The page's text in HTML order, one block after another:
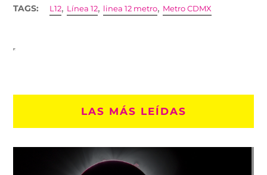
TAGS: L12, Línea 12, linea 12 metro, Metro CDMX
LAS MÁS LEÍDAS